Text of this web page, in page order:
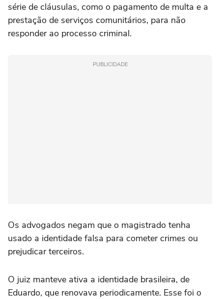
série de cláusulas, como o pagamento de multa e a
prestação de serviços comunitários, para não
responder ao processo criminal.
PUBLICIDADE
Os advogados negam que o magistrado tenha
usado a identidade falsa para cometer crimes ou
prejudicar terceiros.
O juiz manteve ativa a identidade brasileira, de
Eduardo, que renovava periodicamente. Esse foi o